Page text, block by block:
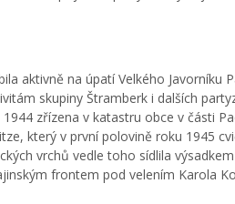
aktivně na úpatí Velkého Javorníku
skupiny Štramberk i dalších
zřízena v katastru obce v části
který v první polovině roku 1945
vrchů vedle toho sídlila
frontem pod velením Karola